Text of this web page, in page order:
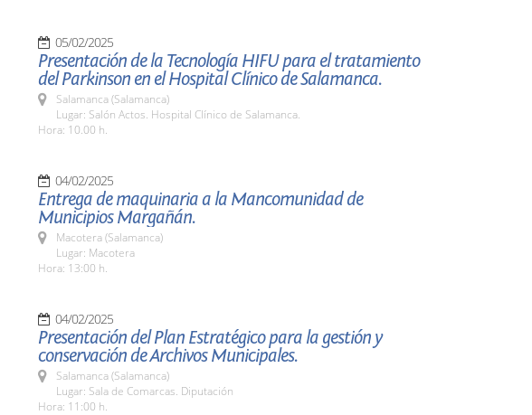
05/02/2025
Presentación de la Tecnología HIFU para el tratamiento
del Parkinson en el Hospital Clínico de Salamanca.
Salamanca (Salamanca)
Lugar: Salón Actos. Hospital Clínico de Salamanca.
Hora: 10.00 h.
04/02/2025
Entrega de maquinaria a la Mancomunidad de
Municipios Margañán.
Macotera (Salamanca)
Lugar: Macotera
Hora: 13:00 h.
04/02/2025
Presentación del Plan Estratégico para la gestión y
conservación de Archivos Municipales.
Salamanca (Salamanca)
Lugar: Sala de Comarcas. Diputación
Hora: 11:00 h.